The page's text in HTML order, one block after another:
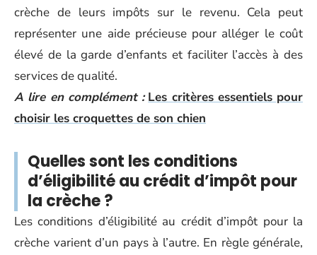
crèche de leurs impôts sur le revenu. Cela peut
représenter une aide précieuse pour alléger le coût
élevé de la garde d’enfants et faciliter l’accès à des
services de qualité.
A lire en complément : Les critères essentiels pour
choisir les croquettes de son chien
Quelles sont les conditions
d’éligibilité au crédit d’impôt pour
la crèche ?
Les conditions d’éligibilité au crédit d’impôt pour la
crèche varient d’un pays à l’autre. En règle générale,